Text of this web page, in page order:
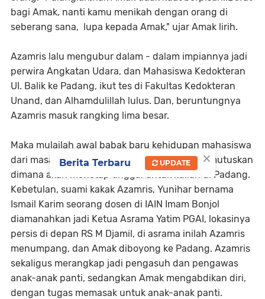
bagi Amak, nanti kamu menikah dengan orang di
seberang sana, lupa kepada Amak," ujar Amak lirih.
Azamris lalu mengubur dalam - dalam impiannya jadi
perwira Angkatan Udara, dan Mahasiswa Kedokteran
UI. Balik ke Padang, ikut tes di Fakultas Kedokteran
Unand, dan Alhamdulillah lulus. Dan, beruntungnya
Azamris masuk rangking lima besar.
Maka mulailah awal babak baru kehidupan mahasiswa
dari masa perpeloncoan sampai akhirnya memutuskan
dimana akan menetap tinggal untuk kuliah di Padang.
Kebetulan, suami kakak Azamris, Yunihar bernama
Ismail Karim seorang dosen di IAIN Imam Bonjol
diamanahkan jadi Ketua Asrama Yatim PGAI, lokasinya
persis di depan RS M Djamil, di asrama inilah Azamris
menumpang, dan Amak diboyong ke Padang. Azamris
sekaligus merangkap jadi pengasuh dan pengawas
anak-anak panti, sedangkan Amak mengabdikan diri,
dengan tugas memasak untuk anak-anak panti.
×
Berita Terbaru UPDATE